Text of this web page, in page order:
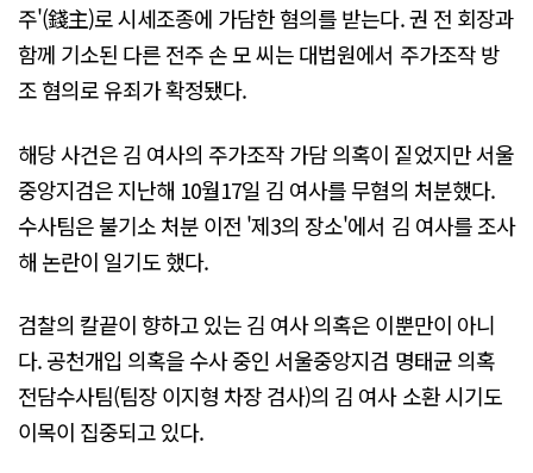
주'(錢主)로 시세조종에 가담한 혐의를 받는다. 권 전 회장과
함께 기소된 다른 전주 손 모 씨는 대법원에서 주가조작 방
조 혐의로 유죄가 확정됐다.
해당 사건은 김 여사의 주가조작 가담 의혹이 짙었지만 서울
중앙지검은 지난해 10월17일 김 여사를 무혐의 처분했다.
수사팀은 불기소 처분 이전 '제3의 장소'에서 김 여사를 조사
해 논란이 일기도 했다.
검찰의 칼끝이 향하고 있는 김 여사 의혹은 이뿐만이 아니
다. 공천개입 의혹을 수사 중인 서울중앙지검 명태균 의혹
전담수사팀(팀장 이지형 차장 검사)의 김 여사 소환 시기도
이목이 집중되고 있다.